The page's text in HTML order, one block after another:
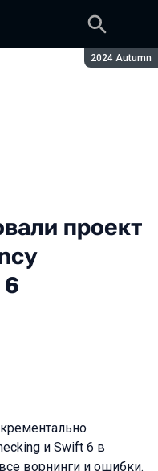
Сезон:
2024 Autumn
проект
и Swift 6 в
ворнинги и ошибки.